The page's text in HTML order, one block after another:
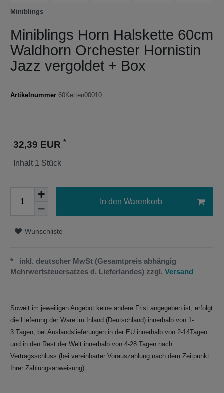
Miniblings
Miniblings Horn Halskette 60cm
Waldhorn Orchester Hornistin
Jazz vergoldet + Box
Artikelnummer 60Ketten00010
32,39 EUR *
Inhalt 1 Stück
In den Warenkorb
Wunschliste
* inkl. deutscher MwSt (Gesamtpreis abhängig
Mehrwertsteuersatzes d. Lieferlandes) zzgl. Versand
Soweit im jeweiligen Angebot keine andere Frist angegeben ist, erfolgt
die Lieferung der Ware im Inland (Deutschland) innerhalb von 1-
3 Tagen, bei Auslandslieferungen in der EU innerhalb von 2-14Tagen
und in den Rest der Welt innerhalb von 4-28 Tagen nach
Vertragsschluss (bei vereinbarter Vorauszahlung nach dem Zeitpunkt
Ihrer Zahlungsanweisung).